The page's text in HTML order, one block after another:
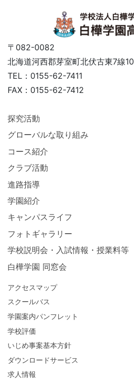
〒082-0082
北海道河西郡芽室町北伏古東7線10
TEL：0155-62-7411
FAX：0155-62-7412
探究活動
グローバルな取り組み
コース紹介
クラブ活動
進路指導
学園紹介
キャンパスライフ
フォトギャラリー
学校説明会・入試情報・授業料等
白樺学園 同窓会
アクセスマップ
スクールバス
学園案内パンフレット
学校評価
いじめ事案基本方針
ダウンロードサービス
求人情報